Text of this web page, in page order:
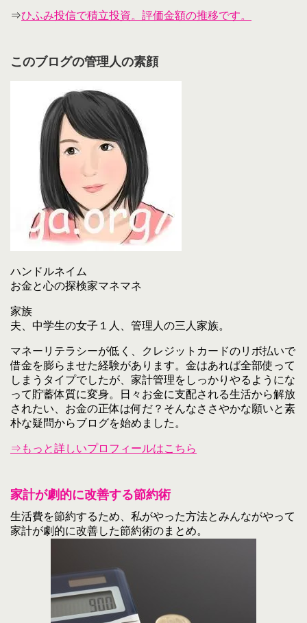
⇒ひふみ投信で積立投資。評価金額の推移です。
このブログの管理人の素顔
ハンドルネイム
お金と心の探検家マネマネ
家族
夫、中学生の女子１人、管理人の三人家族。
マネーリテラシーが低く、クレジットカードのリボ払いで
借金を膨らませた経験があります。金はあれば全部使って
しまうタイプでしたが、家計管理をしっかりやるようにな
って貯蓄体質に変身。日々お金に支配される生活から解放
されたい、お金の正体は何だ？そんなささやかな願いと素
朴な疑問からブログを始めました。
⇒もっと詳しいプロフィールはこちら
家計が劇的に改善する節約術
生活費を節約するため、私がやった方法とみんながやって
家計が劇的に改善した節約術のまとめ。